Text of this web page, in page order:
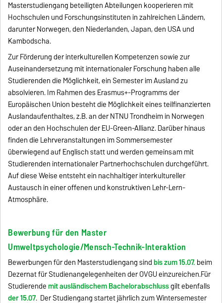
Masterstudiengang beteiligten Abteilungen kooperieren mit
Hochschulen und Forschungsinstituten in zahlreichen Ländern,
darunter Norwegen, den Niederlanden, Japan, den USA und
Kambodscha.
Zur Förderung der interkulturellen Kompetenzen sowie zur
Auseinandersetzung mit internationaler Forschung haben alle
Studierenden die Möglichkeit, ein Semester im Ausland zu
absolvieren. Im Rahmen des Erasmus+-Programms der
Europäischen Union besteht die Möglichkeit eines teilfinanzierten
Auslandaufenthaltes, z.B. an der NTNU Trondheim in Norwegen
oder an den Hochschulen der EU-Green-Allianz. Darüber hinaus
finden die Lehrveranstaltungen im Sommersemester
überwiegend auf Englisch statt und werden gemeinsam mit
Studierenden internationaler Partnerhochschulen durchgeführt.
Auf diese Weise entsteht ein nachhaltiger interkultureller
Austausch in einer offenen und konstruktiven Lehr-Lern-
Atmosphäre.
Bewerbung für den Master
Umweltpsychologie/Mensch-Technik-Interaktion
Bewerbungen für den Masterstudiengang sindbis zum 15.07. beim
Dezernat für Studienangelegenheiten der OVGU einzureichen.Für
Studierendemit ausländischem Bachelorabschlussgilt ebenfalls
der 15.07. Der Studiengang startet jährlich zum Wintersemester